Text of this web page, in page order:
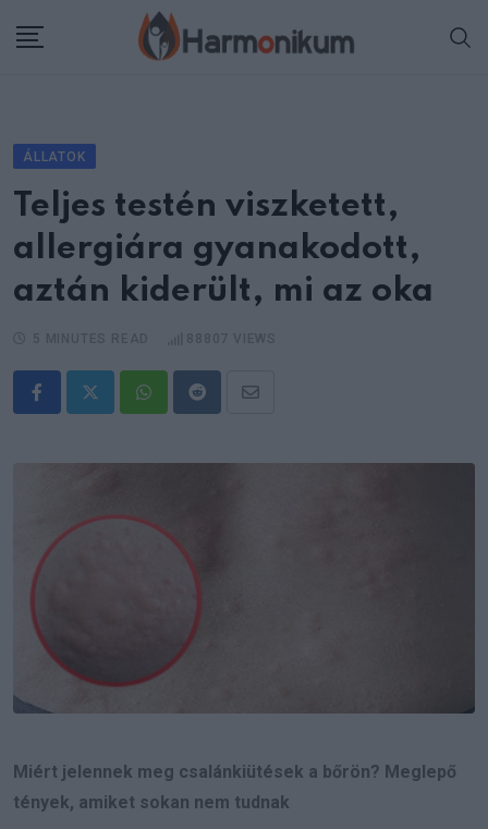
ÁLLATOK
Teljes testén viszketett,
allergiára gyanakodott,
aztán kiderült, mi az oka
WhatsappRedditShare
Email
Miért jelennek meg csalánkiütések a bőrön? Meglepő
tények, amiket sokan nem tudnak